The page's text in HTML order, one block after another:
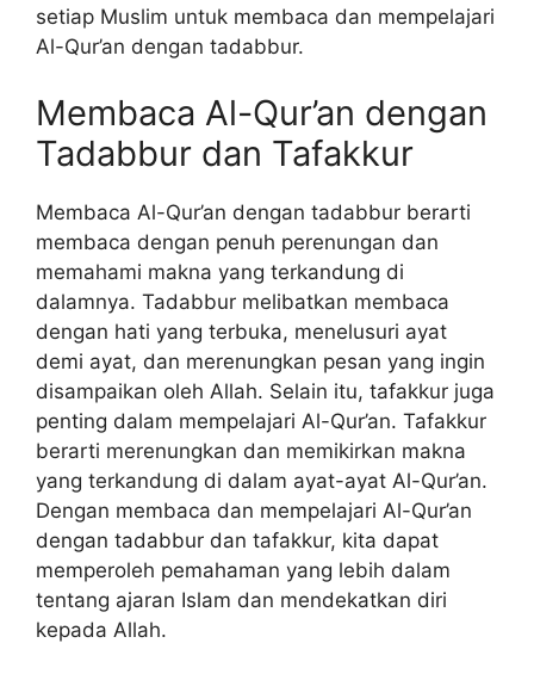
setiap Muslim untuk membaca dan mempelajari
Al-Qur’an dengan tadabbur.
Membaca Al-Qur’an dengan
Tadabbur dan Tafakkur
Membaca Al-Qur’an dengan tadabbur berarti
membaca dengan penuh perenungan dan
memahami makna yang terkandung di
dalamnya. Tadabbur melibatkan membaca
dengan hati yang terbuka, menelusuri ayat
demi ayat, dan merenungkan pesan yang ingin
disampaikan oleh Allah. Selain itu, tafakkur juga
penting dalam mempelajari Al-Qur’an. Tafakkur
berarti merenungkan dan memikirkan makna
yang terkandung di dalam ayat-ayat Al-Qur’an.
Dengan membaca dan mempelajari Al-Qur’an
dengan tadabbur dan tafakkur, kita dapat
memperoleh pemahaman yang lebih dalam
tentang ajaran Islam dan mendekatkan diri
kepada Allah.